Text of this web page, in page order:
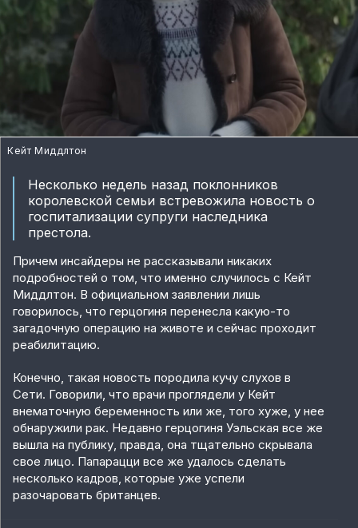
Кейт Миддлтон
Несколько недель назад поклонников
королевской семьи встревожила новость о
госпитализации супруги наследника
престола.
Причем инсайдеры не рассказывали никаких
подробностей о том, что именно случилось с Кейт
Миддлтон. В официальном заявлении лишь
говорилось, что герцогиня перенесла какую-то
загадочную операцию на животе и сейчас проходит
реабилитацию.
Конечно, такая новость породила кучу слухов в
Сети. Говорили, что врачи проглядели у Кейт
внематочную беременность или же, того хуже, у нее
обнаружили рак. Недавно герцогиня Уэльская все же
вышла на публику, правда, она тщательно скрывала
свое лицо. Папарацци все же удалось сделать
несколько кадров, которые уже успели
разочаровать британцев.